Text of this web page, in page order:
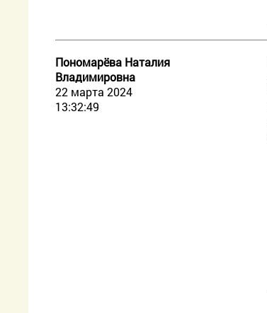
Пономарёва Наталия
Владимировна
22 марта 2024
13:32:49